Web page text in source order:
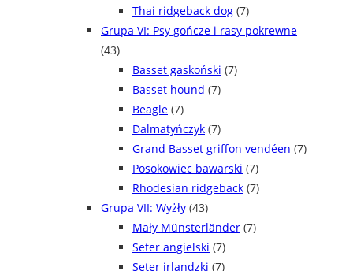
Thai ridgeback dog (7)
Grupa VI: Psy gończe i rasy pokrewne
(43)
Basset gaskoński (7)
Basset hound (7)
Beagle (7)
Dalmatyńczyk (7)
Grand Basset griffon vendéen (7)
Posokowiec bawarski (7)
Rhodesian ridgeback (7)
Grupa VII: Wyżły (43)
Mały Münsterländer (7)
Seter angielski (7)
Seter irlandzki (7)